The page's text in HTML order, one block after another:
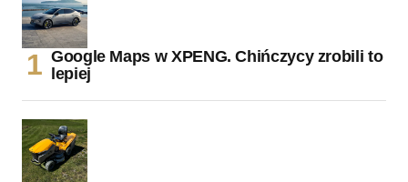
Google Maps w XPENG. Chińczycy zrobili to
lepiej